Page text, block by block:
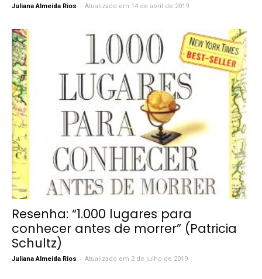
Juliana Almeida Rios - Atualizado em 14 de abril de 2019
Resenha: “1.000 lugares para
conhecer antes de morrer” (Patricia
Schultz)
Juliana Almeida Rios - Atualizado em 2 de julho de 2019